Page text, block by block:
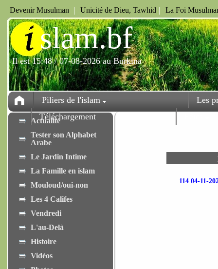
Devenir Musulman | Unicité de Dieu, Tawhid | La Foi
islam.bf
Il est 15:48 / 07-08-2026 au Burkina
Piliers de l'islam
Les
Téléchargement
Actualité
Tester son Alphabet
Arabe
Le Jardin Intime
La Famille en islam
Mouloud/oui-non
Les 4 Califes
Vendredi
L'au-Delà
Histoire
Vidéos
114 04-11-